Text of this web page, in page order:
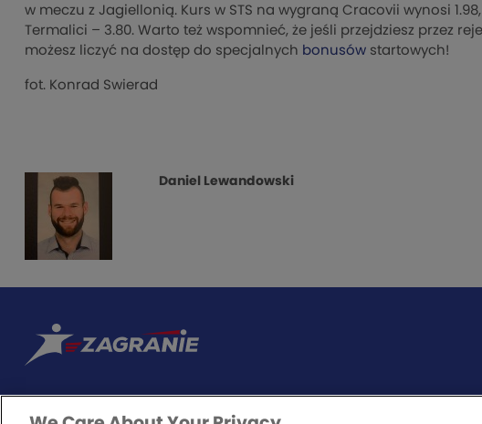
w meczu z Jagiellonią. Kurs w STS na wygraną Cracovii wynosi
Termalici – 3.80. Warto też wspomnieć, że jeśli przejdziesz przez
możesz liczyć na dostęp do specjalnych bonusów startowych!
fot. Konrad Swierad
Daniel Lewandowski